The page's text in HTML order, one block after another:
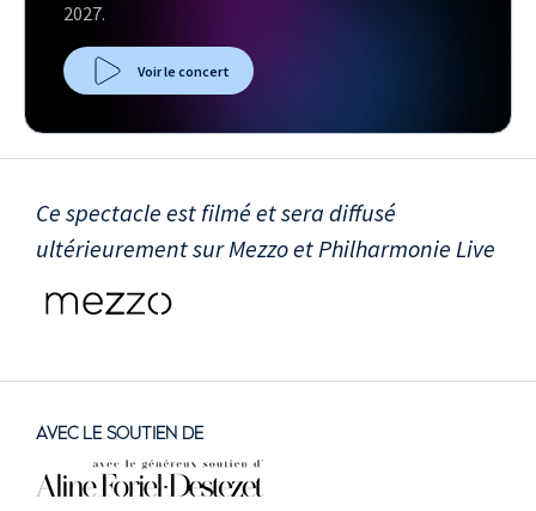
2027.
Voir le concert
Ce spectacle est filmé et sera diffusé
ultérieurement sur Mezzo et Philharmonie Live
AVEC LE SOUTIEN DE